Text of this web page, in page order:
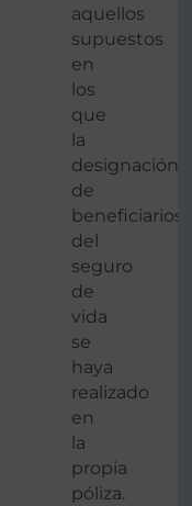
aquellos
supuestos
en
los
que
la
designación
de
beneficiarios
del
seguro
de
vida
se
haya
realizado
en
la
propia
póliza.